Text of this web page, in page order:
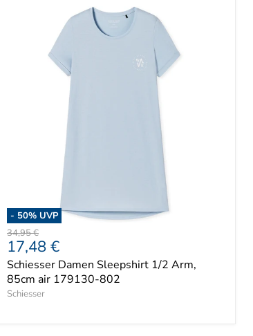
- 50% UVP
Ursprünglicher
Preis
34,95 €
Aktueller
Preis
17,48 €
Schiesser Damen Sleepshirt 1/2 Arm,
85cm air 179130-802
Schiesser